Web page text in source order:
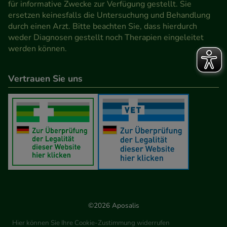
Werbung auf Drittseiten möglichst relevant für Sie
zu gestalten. Bitte beachten Sie, dass Daten hierfür
teilweise an Dritte wie z.B. Google oder soziale
Medien übertragen werden.
für informative Zwecke zur Verfügung gestellt. Sie
ersetzen keinesfalls die Untersuchung und Behandlung
durch einen Arzt. Bitte beachten Sie, dass hierdurch
weder Diagnosen gestellt noch Therapien eingeleitet
werden können.
Vertrauen Sie uns
©2026 Aposalis
Hier können Sie Ihre Cookie-Zustimmung widerrufen